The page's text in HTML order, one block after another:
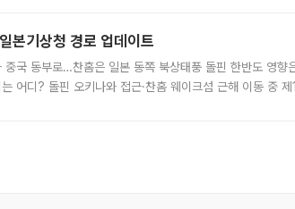
본기상청 경로 업데이트
국 동부로…찬홈은 일본 동쪽 북상태풍 돌핀 한반도 영향
어디? 돌핀 오키나와 접근·찬홈 웨이크섬 근해 이동 중 제